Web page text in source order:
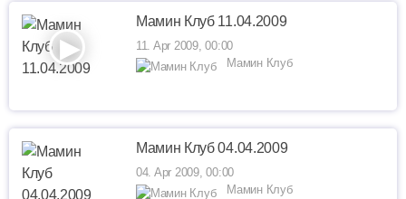
Мамин Клуб 11.04.2009
11. Apr 2009, 00:00
Мамин Клуб
Мамин Клуб 04.04.2009
04. Apr 2009, 00:00
Мамин Клуб